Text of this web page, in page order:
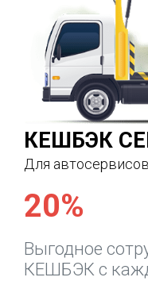
КЕШБЭК
Для
20%
Выгодное
КЕШБЭК с